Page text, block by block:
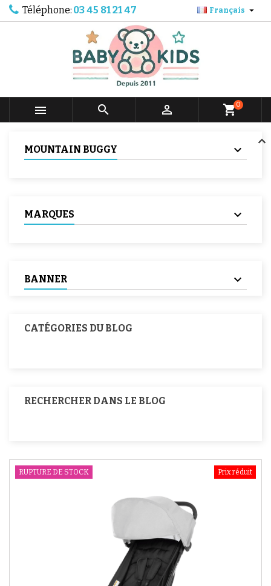
Téléphone: 03 45 81 21 47 Français 
   shopping_cart0
MOUNTAIN BUGGY
MARQUES
BANNER
CATÉGORIES DU BLOG
RECHERCHER DANS LE BLOG
Prix réduit
RUPTURE DE STOCK